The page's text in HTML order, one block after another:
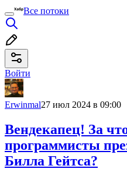
Все потоки
Войти
Erwinmal27 июл 2024 в 09:00
Вендекапец! За
программисты
Билла Гейтса?